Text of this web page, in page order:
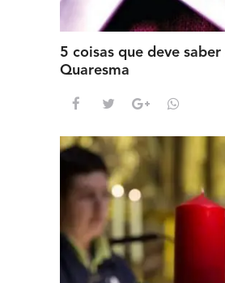
5 coisas que deve saber
Quaresma